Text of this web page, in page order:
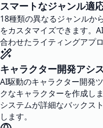
スマートなジャンル適
18種類の異なるジャンルか
をカスタマイズできます。
合わせたライティングアプ
キャラクター開発アシ
AI駆動のキャラクター開発
クなキャラクターを作成し
システムが詳細なバックス
します。